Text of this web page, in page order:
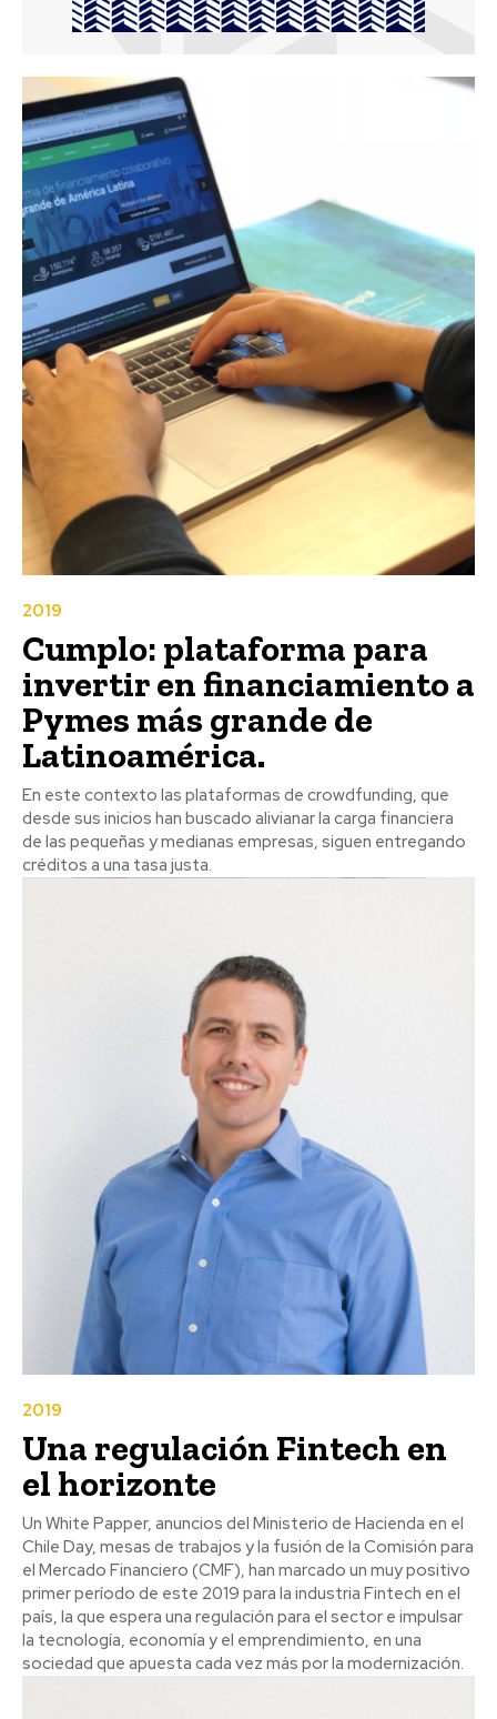
2019
Cumplo: plataforma para
invertir en financiamiento a
Pymes más grande de
Latinoamérica.
En este contexto las plataformas de crowdfunding, que
desde sus inicios han buscado alivianar la carga financiera
de las pequeñas y medianas empresas, siguen entregando
créditos a una tasa justa.
2019
Una regulación Fintech en
el horizonte
Un White Papper, anuncios del Ministerio de Hacienda en el
Chile Day, mesas de trabajos y la fusión de la Comisión para
el Mercado Financiero (CMF), han marcado un muy positivo
primer período de este 2019 para la industria Fintech en el
país, la que espera una regulación para el sector e impulsar
la tecnología, economía y el emprendimiento, en una
sociedad que apuesta cada vez más por la modernización.